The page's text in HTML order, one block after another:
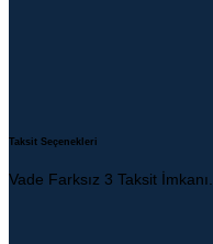
Taksit Seçenekleri
Vade Farksız 3 Taksit İmkanı.